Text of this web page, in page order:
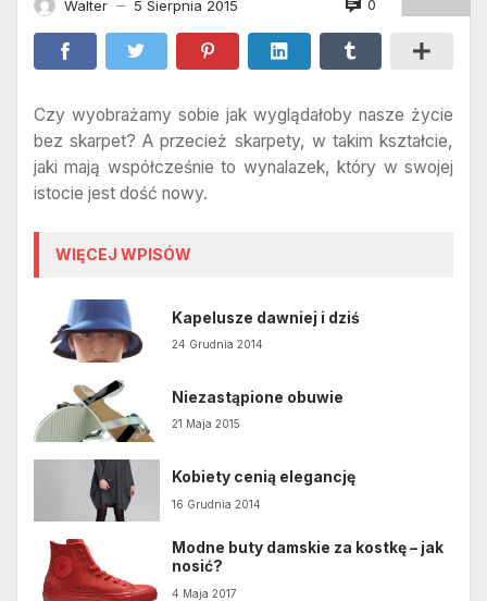
Walter — 5 Sierpnia 2015 0
Czy wyobrażamy sobie jak wyglądałoby nasze życie
bez skarpet? A przecież skarpety, w takim kształcie,
jaki mają współcześnie to wynalazek, który w swojej
istocie jest dość nowy.
WIĘCEJ WPISÓW
Kapelusze dawniej i dziś
24 Grudnia 2014
Niezastąpione obuwie
21 Maja 2015
Kobiety cenią elegancję
16 Grudnia 2014
Modne buty damskie za kostkę – jak
nosić?
4 Maja 2017